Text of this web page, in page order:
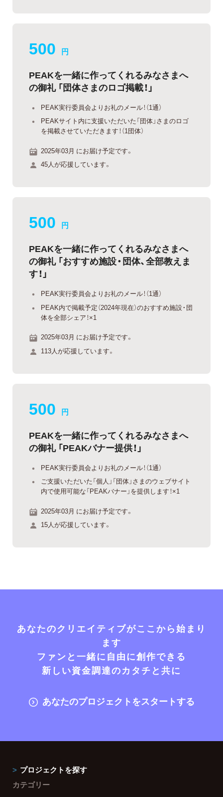
500 円
PEAKを一緒に作ってくれるみなさまへ
の御礼 「団体さまのロゴ掲載！」
PEAK実行委員会よりお礼のメール！（1通）
PEAKサイト内に支援いただいた「団体」さまのロゴ
を掲載させていただきます！（1団体）
2025年03月 にお届け予定です。
45人が応援しています。
500 円
PEAKを一緒に作ってくれるみなさまへ
の御礼 「おすすめ施設・団体、全部教えま
す！」
PEAK実行委員会よりお礼のメール！（1通）
PEAK内で掲載予定（2024年現在）のおすすめ施設・団
体を全部シェア！×1
2025年03月 にお届け予定です。
113人が応援しています。
500 円
PEAKを一緒に作ってくれるみなさまへ
の御礼 「PEAKバナー提供！」
PEAK実行委員会よりお礼のメール！（1通）
ご支援いただいた「個人」「団体」さまのウェブサイト
内で使用可能な「PEAKバナー」を提供します！×1
2025年03月 にお届け予定です。
15人が応援しています。
あなたのクリエイティブがここから始まり
ます
ファンと一緒に自由に創作できる
新しい資金調達のカタチと共に
あなたのプロジェクトをスタートする
プロジェクトを探す
カテゴリー